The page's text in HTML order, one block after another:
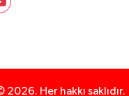
Her hakkı saklıdır.